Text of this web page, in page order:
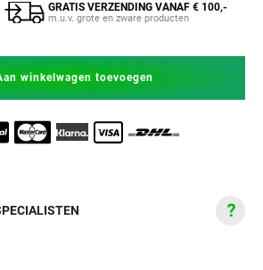
Wit
Bokshandschoenen Wit
GRATIS VERZENDING VANAF € 100,-
m.u.v. grote en zware producten
winkelwagen toevoegen